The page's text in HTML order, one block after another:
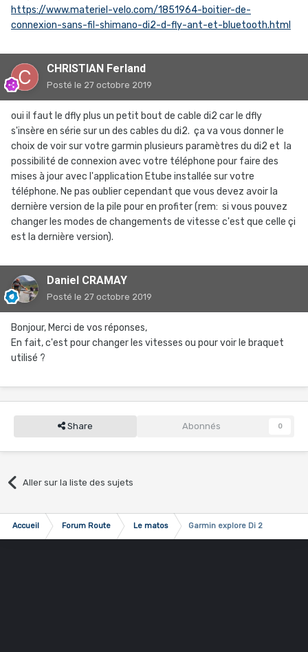
https://www.materiel-velo.com/1851964-boitier-de-
connexion-sans-fil-shimano-di2-d-fly-ant-et-bluetooth.html
CHRISTIAN Ferland
Posté le 27 octobre 2019
oui il faut le dfly plus un petit bout de cable di2 car le dfly
s'insère en série sur un des cables du di2. ça va vous donner le
choix de voir sur votre garmin plusieurs paramètres du di2 et la
possibilité de connexion avec votre téléphone pour faire des
mises à jour avec l'application Etube installée sur votre
téléphone. Ne pas oublier cependant que vous devez avoir la
dernière version de la pile pour en profiter (rem: si vous pouvez
changer les modes de changements de vitesse c'est que celle çi
est la dernière version).
Daniel CRAMAY
Posté le 27 octobre 2019
Bonjour, Merci de vos réponses,
En fait, c'est pour changer les vitesses ou pour voir le braquet
utilisé ?
Share Abonnés 0
Aller sur la liste des sujets
Accueil Forum Route Le matos Garmin explore Di 2